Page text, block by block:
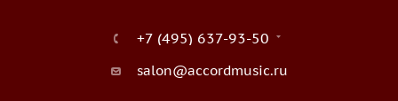
+7 (495) 637-93-50
salon@accordmusic.ru